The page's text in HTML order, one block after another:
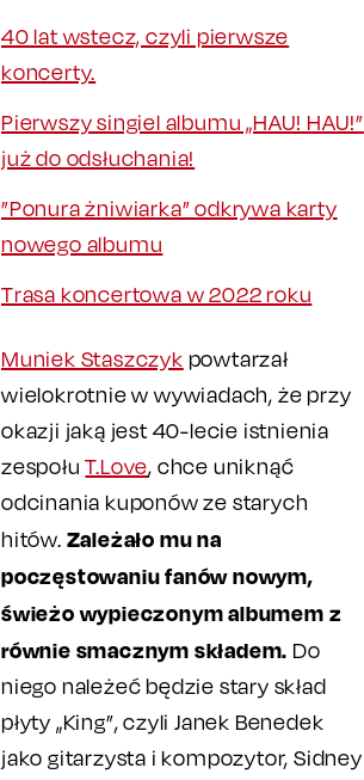
40 lat wstecz, czyli pierwsze
koncerty.
Pierwszy singiel albumu „HAU! HAU!”
już do odsłuchania!
”Ponura żniwiarka” odkrywa karty
nowego albumu
Trasa koncertowa w 2022 roku
Muniek Staszczyk powtarzał
wielokrotnie w wywiadach, że przy
okazji jaką jest 40-lecie istnienia
zespołuT.Love, chce uniknąć
odcinania kuponów ze starych
hitów. Zależało mu na
poczęstowaniu fanów nowym,
świeżo wypieczonym albumem z
równie smacznym składem. Do
niego należeć będzie stary skład
płyty „King”, czyli Janek Benedek
jako gitarzysta i kompozytor, Sidney